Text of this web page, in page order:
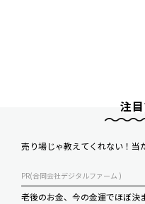
注
売り場じゃ教えてくれない！当
PR(合同会社デジタルファーム )
老後のお金、今の金運でほぼ決